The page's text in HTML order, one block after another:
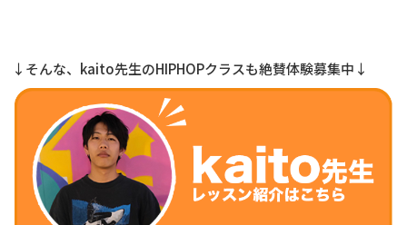
↓そんな、kaito先生のHIPHOPクラスも絶賛体験募集中↓